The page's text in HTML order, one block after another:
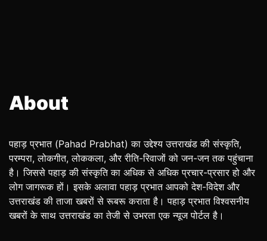
About
पहाड़ प्रभात (Pahad Prabhat) का उद्देश्य उत्तराखंड की संस्कृति,
परम्परा, लोकगीत, लोककला, और रीति-रिवाजों को जन-जन तक पहुंचाना
है। जिससे पहाड़ की संस्कृति का अधिक से अधिक प्रचार-प्रसार हो और
लोग जागरूक हों। इसके अलावा पहाड़ प्रभात आपको देश-विदेश और
उत्तराखंड की ताजा खबरों से रूबरू कराता है। पहाड़ प्रभात विश्वसनीय
खबरों के साथ उत्तराखंड का तेजी से उभरता एक न्यूज पोर्टल है।